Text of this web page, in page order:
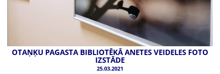
OTAŅĶU PAGASTA BIBLIOTĒKĀ ANETES VEIDELES FOTO
IZSTĀDE
25.03.2021